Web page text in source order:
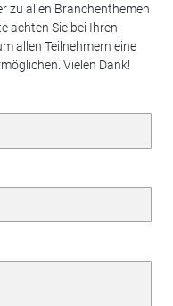
zu allen Branchenthemen
achten Sie bei Ihren
allen Teilnehmern eine
Vielen Dank!